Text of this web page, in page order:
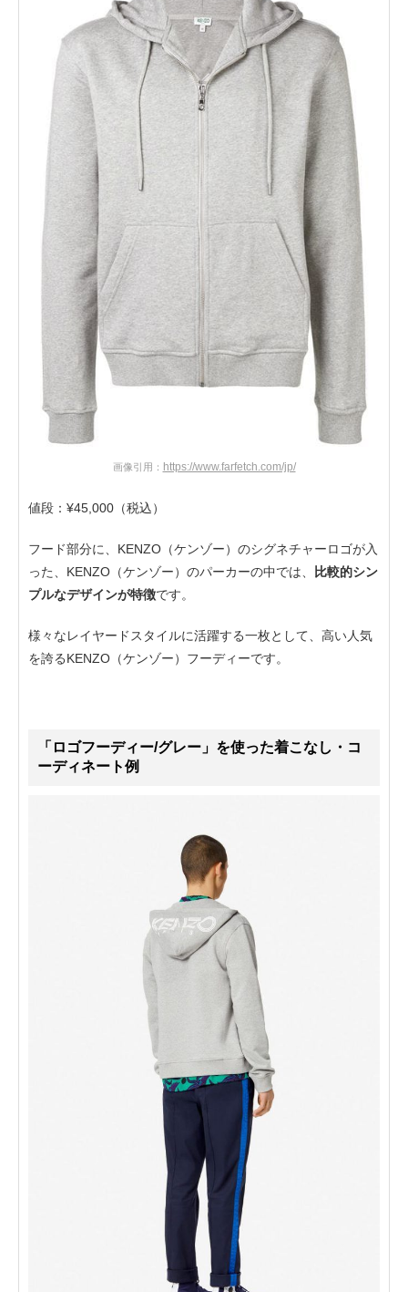
画像引用： https://www.farfetch.com/jp/
値段：¥45,000（税込）
フード部分に、KENZO（ケンゾー）のシグネチャーロゴが入
った、KENZO（ケンゾー）のパーカーの中では、
比較的シン
プルなデザインが特徴です。
様々なレイヤードスタイルに活躍する一枚として、高い人気
を誇るKENZO（ケンゾー）フーディーです。
「ロゴフーディー/グレー」を使った着こなし・コ
ーディネート例